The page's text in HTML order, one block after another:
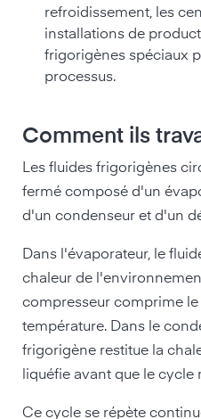
refroidissement, les
installations de
frigorigènes spéciaux
processus.
Comment ils
Les fluides frigorigènes
fermé composé d'un
d'un condenseur et d'un
Dans l'évaporateur, le
chaleur de
compresseur comprime le
température. Dans le
frigorigène restitue la
liquéfie avant que le cycle
Ce cycle se répète